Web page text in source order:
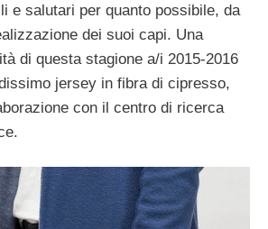
e salutari per quanto possibile, da
dei suoi capi. Una
di questa stagione a/i 2015-2016
jersey in fibra di cipresso,
con il centro di ricerca